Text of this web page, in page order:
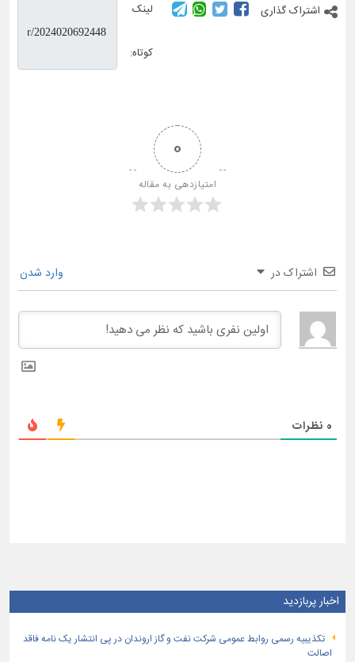
اشتراک گذاری لینک
کوتاه:
0
امتیازدهی به مقاله
اشتراک در وارد شدن
0 نظرات
اخبار پربازدید
تكذیبیه رسمی روابط عمومی شركت نفت و گاز اروندان در پی انتشار یک نامه فاقد
اصالت